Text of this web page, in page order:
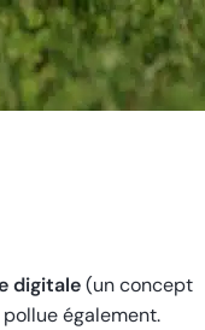
digitale(un concept
également.